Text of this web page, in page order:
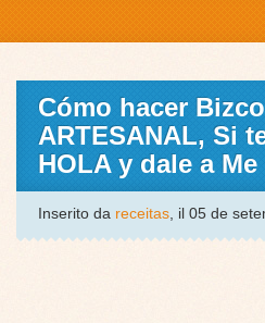
Cómo hacer
ARTESANAL, Si
HOLA y dale a
Inserito da receitas, il 05 de